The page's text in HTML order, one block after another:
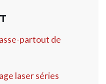
partout de
laser séries